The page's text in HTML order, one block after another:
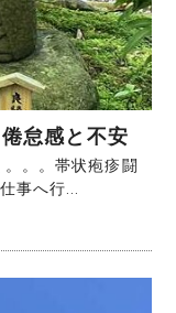
怠感と不安
。。帯状疱疹闘
事へ行...